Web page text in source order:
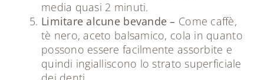
media quasi 2 minuti.
Limitare alcune bevande – Come caffè,
tè nero, aceto balsamico, cola in quanto
possono essere facilmente assorbite e
quindi ingialliscono lo strato superficiale